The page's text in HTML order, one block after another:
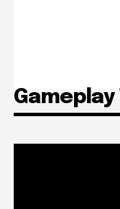
Gameplay